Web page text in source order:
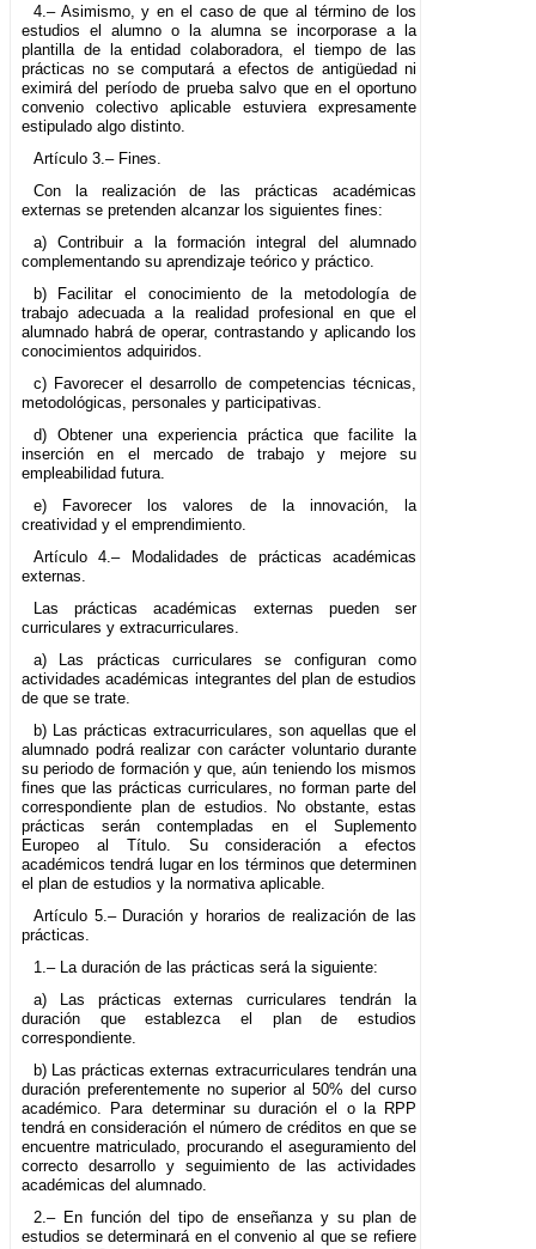
4.– Asimismo, y en el caso de que al término de los
estudios el alumno o la alumna se incorporase a la
plantilla de la entidad colaboradora, el tiempo de las
prácticas no se computará a efectos de antigüedad ni
eximirá del período de prueba salvo que en el oportuno
convenio colectivo aplicable estuviera expresamente
estipulado algo distinto.
Artículo 3.– Fines.
Con la realización de las prácticas académicas
externas se pretenden alcanzar los siguientes fines:
a) Contribuir a la formación integral del alumnado
complementando su aprendizaje teórico y práctico.
b) Facilitar el conocimiento de la metodología de
trabajo adecuada a la realidad profesional en que el
alumnado habrá de operar, contrastando y aplicando los
conocimientos adquiridos.
c) Favorecer el desarrollo de competencias técnicas,
metodológicas, personales y participativas.
d) Obtener una experiencia práctica que facilite la
inserción en el mercado de trabajo y mejore su
empleabilidad futura.
e) Favorecer los valores de la innovación, la
creatividad y el emprendimiento.
Artículo 4.– Modalidades de prácticas académicas
externas.
Las prácticas académicas externas pueden ser
curriculares y extracurriculares.
a) Las prácticas curriculares se configuran como
actividades académicas integrantes del plan de estudios
de que se trate.
b) Las prácticas extracurriculares, son aquellas que el
alumnado podrá realizar con carácter voluntario durante
su periodo de formación y que, aún teniendo los mismos
fines que las prácticas curriculares, no forman parte del
correspondiente plan de estudios. No obstante, estas
prácticas serán contempladas en el Suplemento
Europeo al Título. Su consideración a efectos
académicos tendrá lugar en los términos que determinen
el plan de estudios y la normativa aplicable.
Artículo 5.– Duración y horarios de realización de las
prácticas.
1.– La duración de las prácticas será la siguiente:
a) Las prácticas externas curriculares tendrán la
duración que establezca el plan de estudios
correspondiente.
b) Las prácticas externas extracurriculares tendrán una
duración preferentemente no superior al 50% del curso
académico. Para determinar su duración el o la RPP
tendrá en consideración el número de créditos en que se
encuentre matriculado, procurando el aseguramiento del
correcto desarrollo y seguimiento de las actividades
académicas del alumnado.
2.– En función del tipo de enseñanza y su plan de
estudios se determinará en el convenio al que se refiere